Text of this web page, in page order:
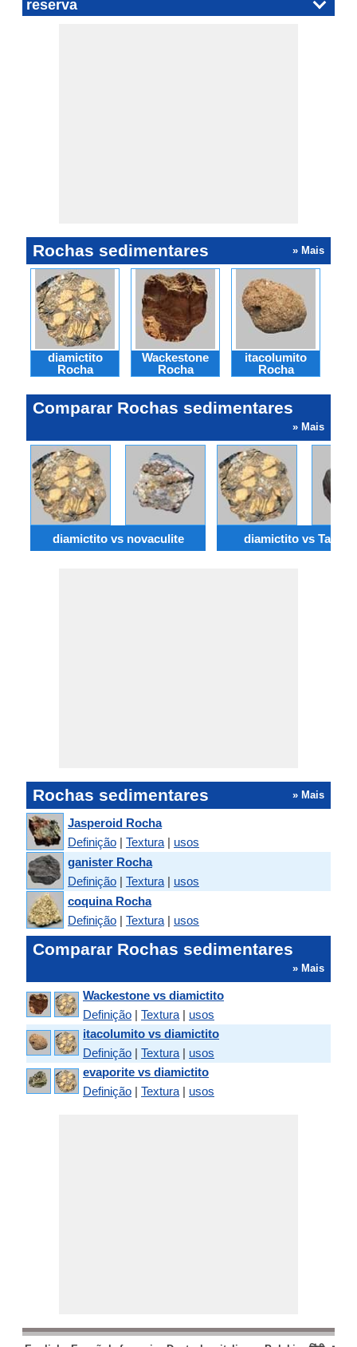
reserva
Rochas sedimentares » Mais
diamictito
Rocha
Wackestone
Rocha
itacolumito
Rocha
Comparar Rochas sedimentares
» Mais
diamictito vs novaculite diamictito vs
Rochas sedimentares » Mais
Jasperoid Rocha
Definição | Textura | usos
ganister Rocha
Definição | Textura | usos
coquina Rocha
Definição | Textura | usos
Comparar Rochas sedimentares
» Mais
Wackestone vs diamictito
Definição | Textura | usos
itacolumito vs diamictito
Definição | Textura | usos
evaporite vs diamictito
Definição | Textura | usos